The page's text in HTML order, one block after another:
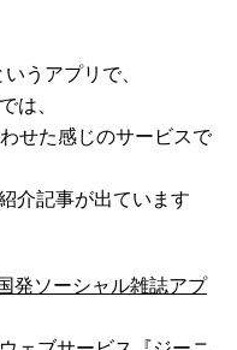
いうアプリで、
は、
わせた感じのサービスで
介記事が出ています
発ソーシャル雑誌アプ